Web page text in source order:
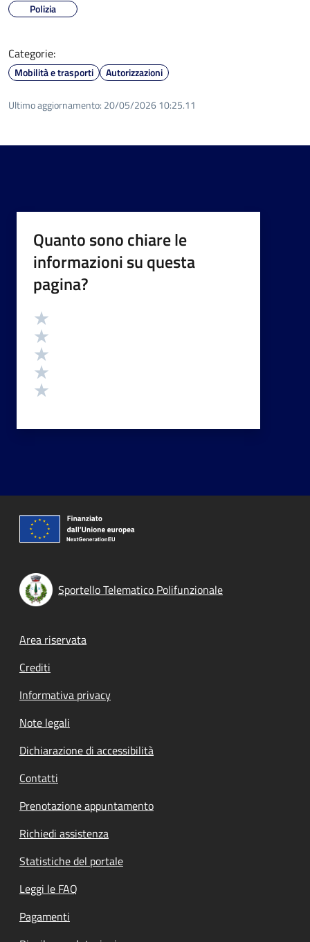
Polizia
Categorie:
Mobilità e trasporti Autorizzazioni
Ultimo aggiornamento: 20/05/2026 10:25.11
Quanto sono chiare le
informazioni su questa
pagina?
Valutazione
Sportello Telematico Polifunzionale
Footer menu
Area riservata
Crediti
Informativa privacy
Note legali
Dichiarazione di accessibilità
Contatti
Prenotazione appuntamento
Richiedi assistenza
Statistiche del portale
Leggi le FAQ
Pagamenti